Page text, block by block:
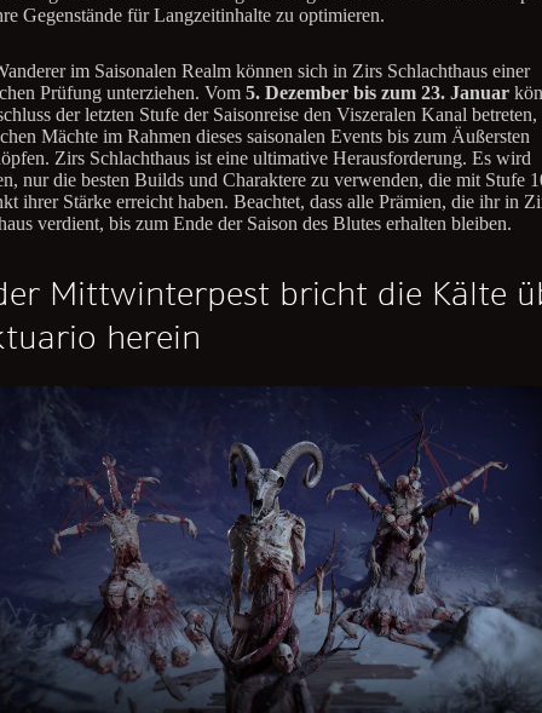
Gegenstände für Langzeitinhalte zu optimieren.
im Saisonalen Realm können sich in Zirs Schlachthaus einer
Prüfung unterziehen. Vom 5. Dezember bis zum 23. Januar
der letzten Stufe der Saisonreise den Viszeralen Kanal betreten,
Mächte im Rahmen dieses saisonalen Events bis zum Äußersten
Zirs Schlachthaus ist eine ultimative Herausforderung. Es wird
nur die besten Builds und Charaktere zu verwenden, die mit Stufe
ihrer Stärke erreicht haben. Beachtet, dass alle Prämien, die ihr in
verdient, bis zum Ende der Saison des Blutes erhalten bleiben.
Mittwinterpest bricht die Kälte
herein